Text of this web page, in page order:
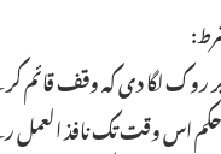
لگا دی کہ وقف قائم
حکم اس وقت تک نافذ